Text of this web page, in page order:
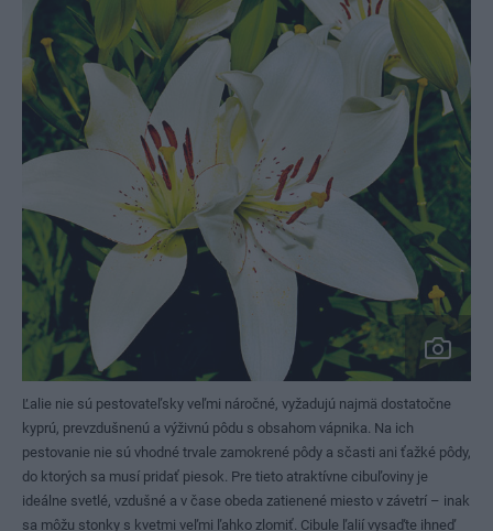
Ľalie nie sú pestovateľsky veľmi náročné, vyžadujú najmä dostatočne
kyprú, prevzdušnenú a výživnú pôdu s obsahom vápnika. Na ich
pestovanie nie sú vhodné trvale zamokrené pôdy a sčasti ani ťažké pôdy,
do ktorých sa musí pridať piesok. Pre tieto atraktívne cibuľoviny je
ideálne svetlé, vzdušné a v čase obeda zatienené miesto v závetrí – inak
sa môžu stonky s kvetmi veľmi ľahko zlomiť. Cibule ľalií vysaďte ihneď